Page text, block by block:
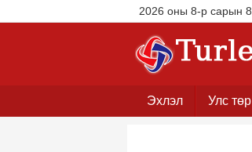
2026 оны 8-р сарын 8
Эхлэл Улс төр